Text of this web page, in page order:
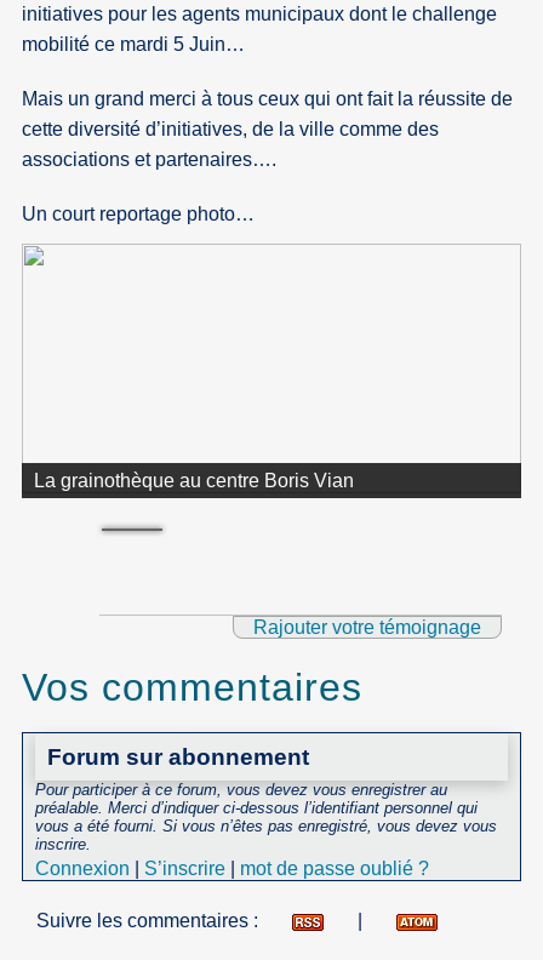
initiatives pour les agents municipaux dont le challenge
mobilité ce mardi 5 Juin…
Mais un grand merci à tous ceux qui ont fait la réussite de
cette diversité d’initiatives, de la ville comme des
associations et partenaires….
Un court reportage photo…
La grainothèque au centre Boris Vian
Rajouter votre témoignage
Vos commentaires
Forum sur abonnement
Pour participer à ce forum, vous devez vous enregistrer au
préalable. Merci d’indiquer ci-dessous l’identifiant personnel qui
vous a été fourni. Si vous n’êtes pas enregistré, vous devez vous
inscrire.
Connexion S’inscrire mot de passe oublié ?
Suivre les commentaires :